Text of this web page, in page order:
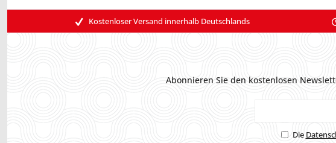
Kostenloser Versand innerhalb Deutschlands
Abonnieren Sie den kostenlosen
Die